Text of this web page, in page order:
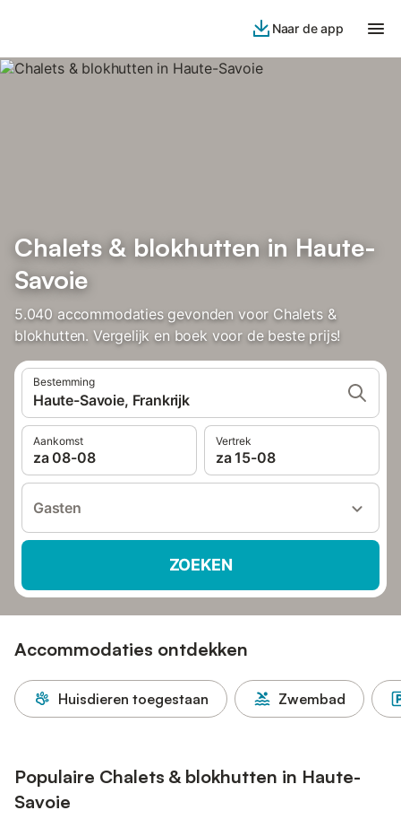
Naar de app
Chalets & blokhutten in Haute-
Savoie
5.040 accommodaties gevonden voor Chalets &
blokhutten. Vergelijk en boek voor de beste prijs!
Bestemming
Haute-Savoie, Frankrijk
Aankomst
za 08-08
Vertrek
za 15-08
Gasten
ZOEKEN
Accommodaties ontdekken
Huisdieren toegestaan Zwembad
Populaire Chalets & blokhutten in Haute-
Savoie